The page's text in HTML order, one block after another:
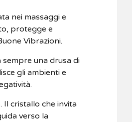
nei massaggi e
protegge e
Vibrazioni.
sempre una drusa di
gli ambienti e
Il cristallo che invita
verso la